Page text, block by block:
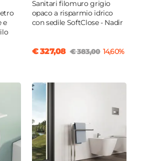
Di Esercizio
e
Sanitari filomuro grigio
opaco a risparmio idrico
con sedile SoftClose - Nadir
€ 327,08 € 383,00 14,60%